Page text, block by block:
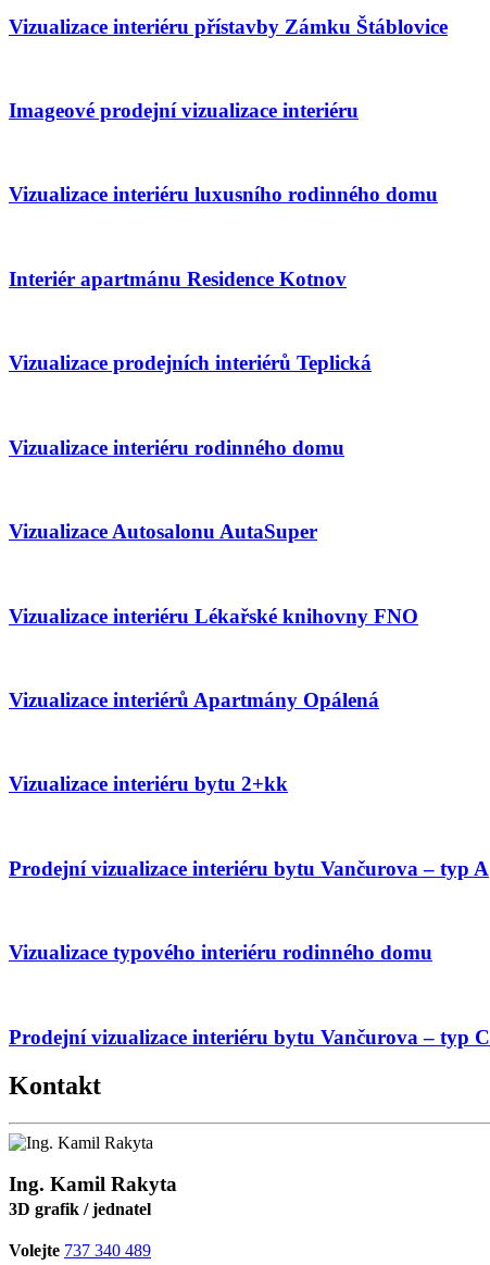
Vizualizace interiéru přístavby Zámku Štáblovice
Imageové prodejní vizualizace interiéru
Vizualizace interiéru luxusního rodinného domu
Interiér apartmánu Residence Kotnov
Vizualizace prodejních interiérů Teplická
Vizualizace interiéru rodinného domu
Vizualizace Autosalonu AutaSuper
Vizualizace interiéru Lékařské knihovny FNO
Vizualizace interiérů Apartmány Opálená
Vizualizace interiéru bytu 2+kk
Prodejní vizualizace interiéru bytu Vančurova – typ A
Vizualizace typového interiéru rodinného domu
Prodejní vizualizace interiéru bytu Vančurova – typ C
Kontakt
Ing. Kamil Rakyta
3D grafik / jednatel
Volejte 737 340 489